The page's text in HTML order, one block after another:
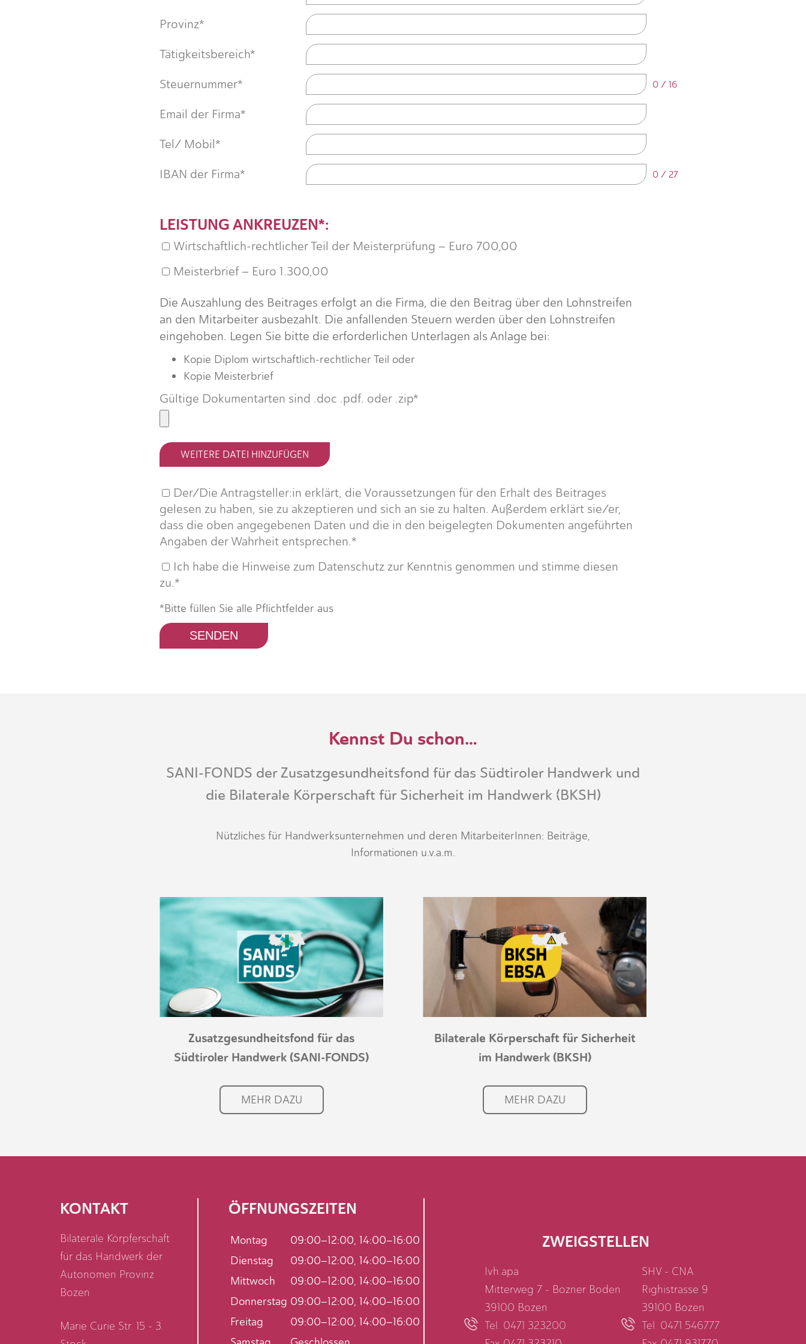
Provinz*
Tätigkeitsbereich*
Steuernummer*
0 / 16
Email der Firma*
Tel/ Mobil*
IBAN der Firma*
0 / 27
LEISTUNG ANKREUZEN*:
Wirtschaftlich-rechtlicher Teil der Meisterprüfung – Euro 700,00
Meisterbrief – Euro 1.300,00
Die Auszahlung des Beitrages erfolgt an die Firma, die den Beitrag über den Lohnstreifen
an den Mitarbeiter ausbezahlt. Die anfallenden Steuern werden über den Lohnstreifen
eingehoben. Legen Sie bitte die erforderlichen Unterlagen als Anlage bei:
Kopie Diplom wirtschaftlich-rechtlicher Teil oder
Kopie Meisterbrief
Gültige Dokumentarten sind .doc .pdf. oder .zip*
WEITERE DATEI HINZUFÜGEN
Der/Die Antragsteller:in erklärt, die Voraussetzungen für den Erhalt des Beitrages
gelesen zu haben, sie zu akzeptieren und sich an sie zu halten. Außerdem erklärt sie/er,
dass die oben angegebenen Daten und die in den beigelegten Dokumenten angeführten
Angaben der Wahrheit entsprechen.*
Ich habe die Hinweise zum Datenschutz zur Kenntnis genommen und stimme diesen
zu.*
*Bitte füllen Sie alle Pflichtfelder aus
Kennst Du schon…
SANI-FONDS der Zusatzgesundheitsfond für das Südtiroler Handwerk und
die Bilaterale Körperschaft für Sicherheit im Handwerk (BKSH)
Nützliches für Handwerksunternehmen und deren MitarbeiterInnen: Beiträge,
Informationen u.v.a.m.
Zusatzgesundheitsfond für das
Südtiroler Handwerk (SANI-FONDS)
MEHR DAZU
Bilaterale Körperschaft für Sicherheit
im Handwerk (BKSH)
MEHR DAZU
KONTAKT
Bilaterale Körpferschaft
für das Handwerk der
Autonomen Provinz
Bozen
Marie Curie Str. 15 - 3.
ÖFFNUNGSZEITEN
Montag
09:00–12:00, 14:00–16:00
Dienstag
09:00–12:00, 14:00–16:00
Mittwoch
09:00–12:00, 14:00–16:00
Donnerstag 09:00–12:00, 14:00–16:00
Freitag
09:00–12:00, 14:00–16:00
ZWEIGSTELLEN
Ivh.apa
Mitterweg 7 - Bozner Boden
39100 Bozen
Tel. 0471 323200
SHV - CNA
Righistrasse 9
39100 Bozen
Tel. 0471 546777